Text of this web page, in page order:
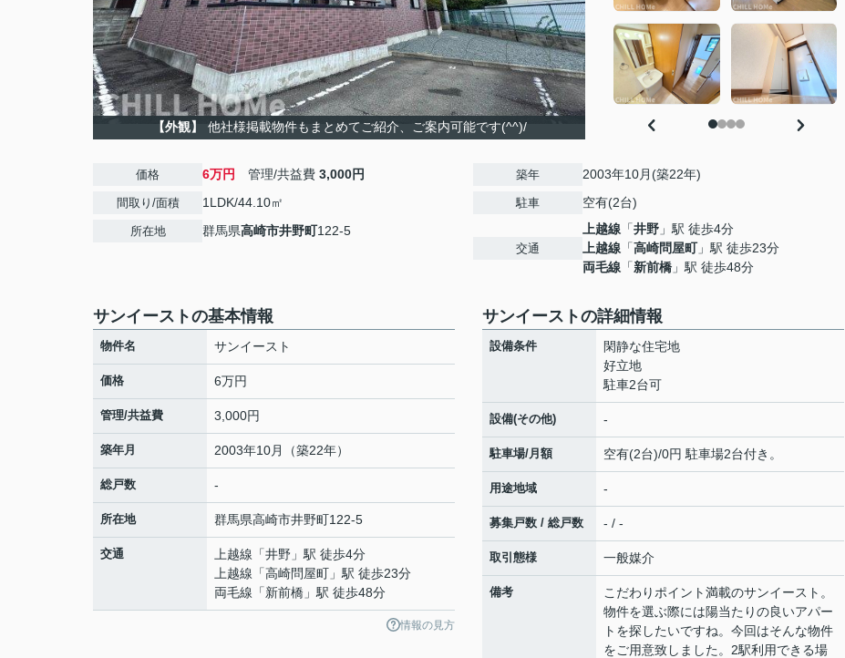
【外観】 他社様掲載物件もまとめてご紹介、ご案内可能です(^^)/
価格 6万円 管理/共益費 3,000円
間取り/面積 1LDK/44.10㎡
所在地 群馬県高崎市井野町122-5
築年 2003年10月(築22年)
駐車 空有(2台)
交通
上越線 「井野 」駅 徒歩4分
上越線 「高崎問屋町」駅 徒歩23分
両毛線 「新前橋 」駅 徒歩48分
サンイーストの基本情報
物件名 サンイースト
価格 6万円
管理/共益費 3,000円
築年月 2003年10月（築22年）
総戸数 -
所在地 群馬県高崎市井野町122-5
交通 上越線 「井野 」駅 徒歩4分
上越線 「高崎問屋町 」駅 徒歩23分
両毛線 「新前橋 」駅 徒歩48分
情報の見方
サンイーストの詳細情報
設備条件
閑静な住宅地
好立地
駐車2台可
設備(その他) -
駐車場/月額 空有(2台)/0円 駐車場2台付き。
用途地域 -
募集戸数 / 総戸数 - / -
取引態様 一般媒介
備考
こだわりポイント満載のサンイースト。
物件を選ぶ際には陽当たりの良いアパー
トを探したいですね。今回はそんな物件
をご用意致しました。2駅利用できる場